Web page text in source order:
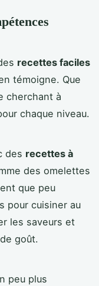
recettes faciles
témoigne. Que
cherchant à
chaque niveau.
des recettes à
des omelettes
que peu
pour cuisiner au
les saveurs et
goût.
peu plus